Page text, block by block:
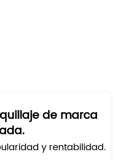
de marca
y rentabilidad.